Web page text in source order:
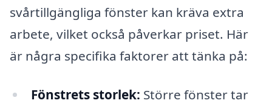
svårtillgängliga fönster kan kräva extra
arbete, vilket också påverkar priset. Här
är några specifika faktorer att tänka på:
Fönstrets storlek: Större fönster tar